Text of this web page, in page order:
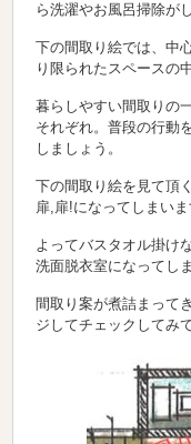
ら洗濯やお風呂掃除が
下の間取り絵では、中
り限られたスペースの
暮らしやすい間取りの
それぞれ。普段の行動
しましょう。
下の間取り絵を見て頂
扉,扉!になってしまい
よってバスタオル掛け
洗面脱衣室になってし
間取り案が煮詰まって
ジしてチェックしてみ